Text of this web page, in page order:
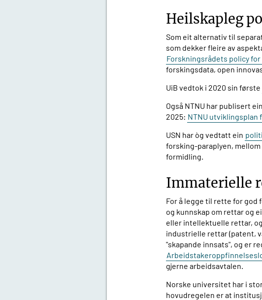
Heilskapleg
Som eit alternativ til
som dekker fleire av
Forskningsrådets policy
forskingsdata, open
UiB vedtok i 2020 sin første
Også NTNU har publisert
2025: NTNU utviklingsplan
USN har òg vedtatt ein
forsking-paraplyen,
formidling.
Immaterielle
For å legge til rette for
og kunnskap om rettar og
eller intellektuelle rettar,
industrielle rettar (patent,
"skapande innsats", og er
gjerne arbeidsavtalen.
Norske universitet har i
hovudregelen er at